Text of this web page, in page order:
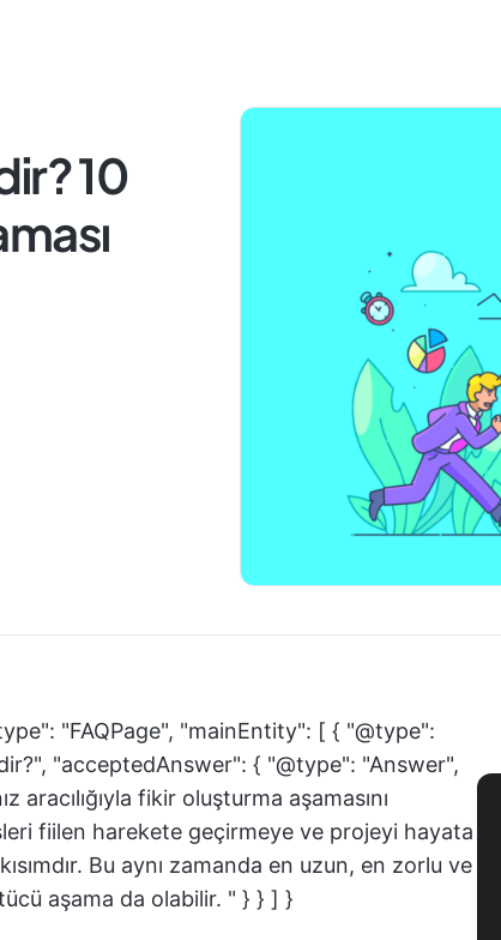
10
"FAQPage", "mainEntity": [ { "@type":
"acceptedAnswer": { "@type": "Answer",
fikir oluşturma aşamasını
fiilen harekete geçirmeye ve projeyi hayata
Bu aynı zamanda en uzun, en zorlu ve
aşama da olabilir. " } } ] }